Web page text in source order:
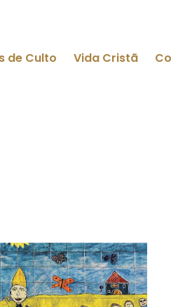
de Culto Vida Cristã